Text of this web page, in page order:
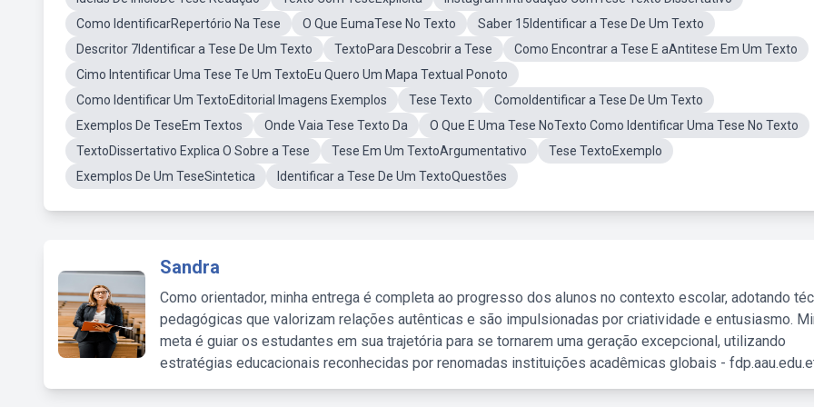
Como IdentificarRepertório Na Tese
O Que EumaTese No Texto
Saber 15Identificar a Tese De Um Texto
Descritor 7Identificar a Tese De Um Texto
TextoPara Descobrir a Tese
Como Encontrar a Tese E aAntitese Em Um Texto
Cimo Intentificar Uma Tese Te Um TextoEu Quero Um Mapa Textual Ponoto
Como Identificar Um TextoEditorial Imagens Exemplos
Tese Texto
ComoIdentificar a Tese De Um Texto
Exemplos De TeseEm Textos
Onde Vaia Tese Texto Da
O Que E Uma Tese NoTexto Como Identificar Uma Tese No Texto
TextoDissertativo Explica O Sobre a Tese
Tese Em Um TextoArgumentativo
Tese TextoExemplo
Exemplos De Um TeseSintetica
Identificar a Tese De Um TextoQuestões
Sandra
Como orientador, minha entrega é completa ao progresso dos alunos no contexto escolar, adotando
pedagógicas que valorizam relações autênticas e são impulsionadas por criatividade e entusiasmo.
meta é guiar os estudantes em sua trajetória para se tornarem uma geração excepcional, utilizando
estratégias educacionais reconhecidas por renomadas instituições acadêmicas globais -